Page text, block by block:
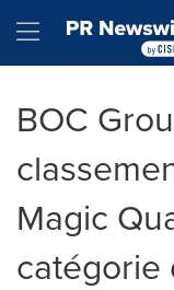
Hamburger
BOC
Magic
catégorie